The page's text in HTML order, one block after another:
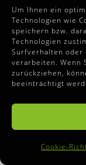
Um Ihnen ein
Technologien wie
speichern bzw.
Technologien
Surfverhalten oder
verarbeiten. Wenn
zurückziehen,
beeinträchtigt
Cookie-
Ob 156/24f
EuGH:
Spirituose